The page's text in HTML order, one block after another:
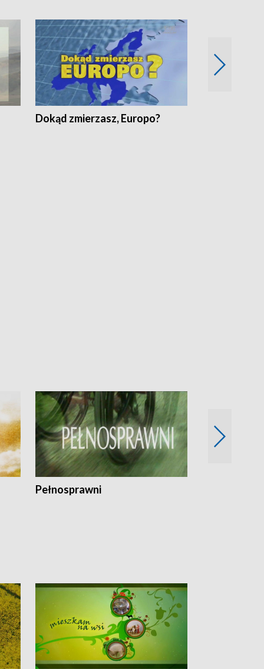
Dokąd zmierzasz, Europo?
Pełnosprawni